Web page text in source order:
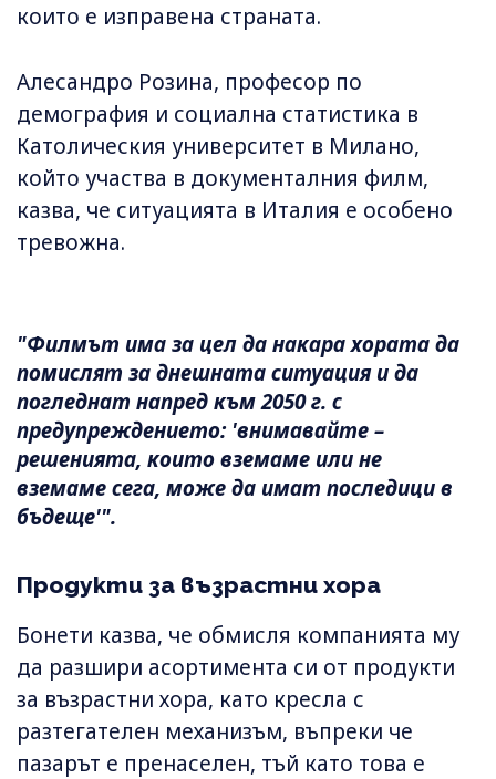
които е изправена страната.
Алесандро Розина, професор по
демография и социална статистика в
Католическия университет в Милано,
който участва в документалния филм,
казва, че ситуацията в Италия е особено
тревожна.
"Филмът има за цел да накара хората да
помислят за днешната ситуация и да
погледнат напред към 2050 г. с
предупреждението: 'внимавайте –
решенията, които вземаме или не
вземаме сега, може да имат последици в
бъдеще'".
Продукти за възрастни хора
Бонети казва, че обмисля компанията му
да разшири асортимента си от продукти
за възрастни хора, като кресла с
разтегателен механизъм, въпреки че
пазарът е пренаселен, тъй като това е